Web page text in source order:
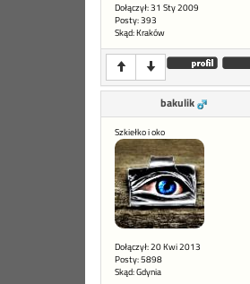
Dołączył: 31 Sty 2009
Posty: 393
Skąd: Kraków
bakulik
Szkiełko i oko
Dołączył: 20 Kwi 2013
Posty: 5898
Skąd: Gdynia